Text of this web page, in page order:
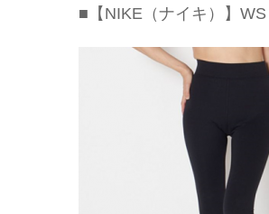
■【NIKE（ナイキ）】